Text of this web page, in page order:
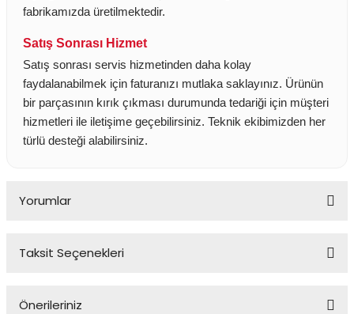
fabrikamızda üretilmektedir.
Satış Sonrası Hizmet
Satış sonrası servis hizmetinden daha kolay
faydalanabilmek için faturanızı mutlaka saklayınız. Ürünün
bir parçasının kırık çıkması durumunda tedariği için müşteri
hizmetleri ile iletişime geçebilirsiniz. Teknik ekibimizden her
türlü desteği alabilirsiniz.
Yorumlar
Taksit Seçenekleri
Önerileriniz